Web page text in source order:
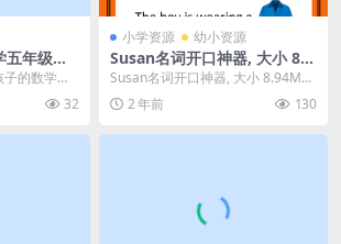
年级上
20节完整
盘下载
的数学成
不拔尖，
32
小学资源 幼小资源
Susan名词开口神器, 大小 8.9
4M 总页数 51 页 电子版下载
Susan名词开口神器, 大小 8.94M
总页数 51 页 电子版下载 相关文...
2 年前 130